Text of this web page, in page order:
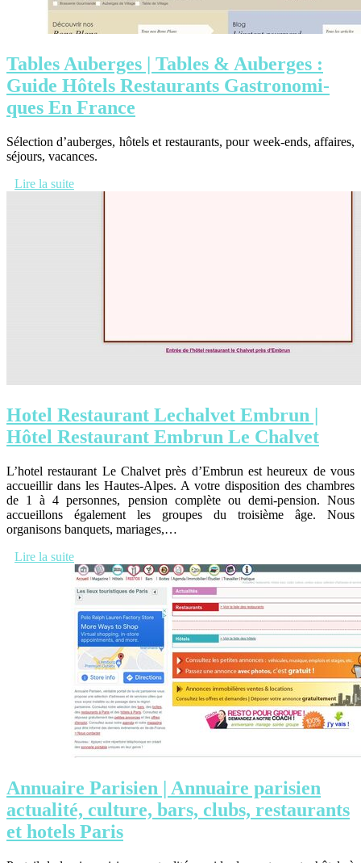
Tables Auberges | Tables & Auberges :
Guide Hôtels Restaurants Gastronomi­
ques En France
Sélection d’auberges, hôtels et restaurants, pour week-ends, affaires,
séjours, vacances.
Lire la suite
Hotel Restaurant Lechalvet Embrun |
Hôtel Restaurant Embrun Le Chalvet
L’hotel restaurant Le Chalvet près d’Embrun est heureux de vous
accueillir dans les Hautes-Alpes. A votre disposition des chambres
de 1 à 4 personnes, pension complète ou demi-pension. Nous
accueillons également les groupes du troisième âge. Nous
organisons banquets, mariages,…
Lire la suite
Annuaire Parisien | Annuaire parisien
actualité, culture, bars, clubs, restaurants
et hotels Paris